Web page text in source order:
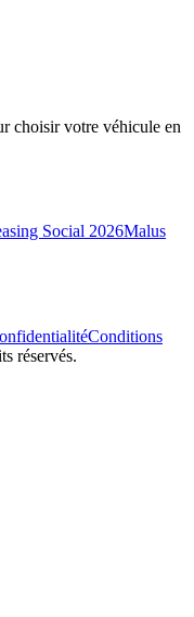
choisir votre véhicule en
Social 2026Malus
Conditions
réservés.